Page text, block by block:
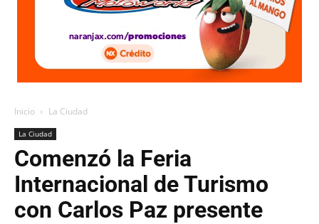
Inicio La Ciudad
La Ciudad
Comenzó la Feria
Internacional de Turismo
con Carlos Paz presente